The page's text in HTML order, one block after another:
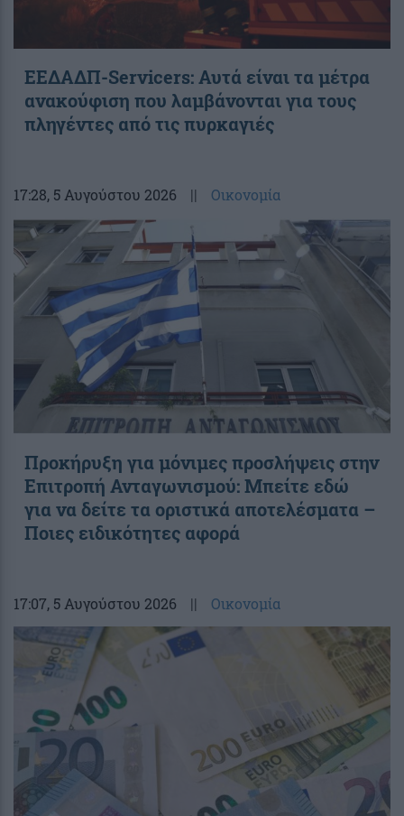
ΕΕΔΑΔΠ-Servicers: Αυτά είναι τα μέτρα
ανακούφιση που λαμβάνονται για τους
πληγέντες από τις πυρκαγιές
17:28, 5 Αυγούστου 2026 || Οικονομία
Προκήρυξη για μόνιμες προσλήψεις στην
Επιτροπή Ανταγωνισμού: Μπείτε εδώ
για να δείτε τα οριστικά αποτελέσματα –
Ποιες ειδικότητες αφορά
17:07, 5 Αυγούστου 2026 || Οικονομία